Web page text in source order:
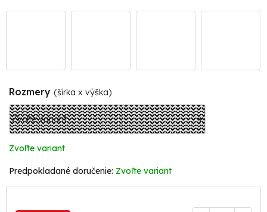
Rozmery (šírka x výška)
Zvoľte variant
Zvoľte variant